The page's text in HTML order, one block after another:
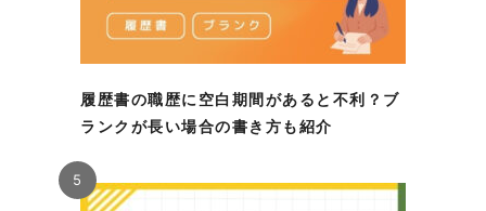
履歴書の職歴に空白期間があると不利？ブ
ランクが長い場合の書き方も紹介
5